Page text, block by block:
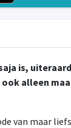
is,
alleen
van maar